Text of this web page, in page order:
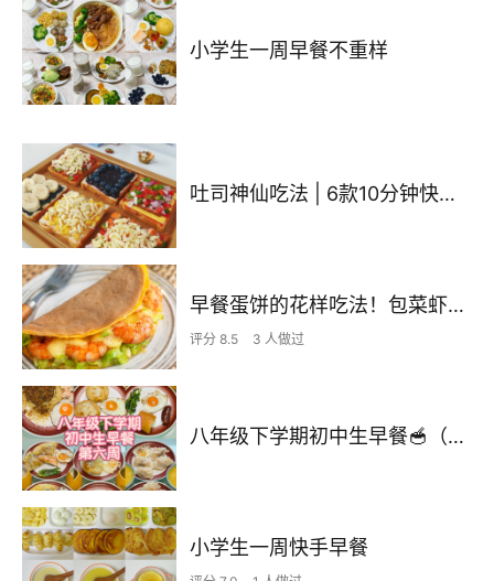
小学生一周早餐不重样
吐司神仙吃法 | 6款10分钟快手早餐
早餐蛋饼的花样吃法！包菜虾仁荞麦鸡蛋软饼🌮
评分 8.5 3 人做过
八年级下学期初中生早餐🥣（第六周）2026.4.6-2026.4.12
小学生一周快手早餐